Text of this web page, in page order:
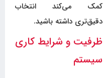
کمک می‌کند انتخاب
دقیق‌تری داشته باشید.
ظرفیت و شرایط کاری
سیستم